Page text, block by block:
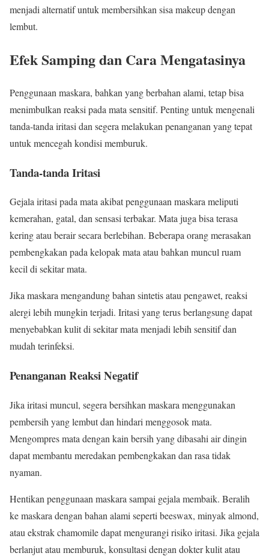
menjadi alternatif untuk membersihkan sisa makeup dengan
lembut.
Efek Samping dan Cara Mengatasinya
Penggunaan maskara, bahkan yang berbahan alami, tetap bisa
menimbulkan reaksi pada mata sensitif. Penting untuk mengenali
tanda-tanda iritasi dan segera melakukan penanganan yang tepat
untuk mencegah kondisi memburuk.
Tanda-tanda Iritasi
Gejala iritasi pada mata akibat penggunaan maskara meliputi
kemerahan, gatal, dan sensasi terbakar. Mata juga bisa terasa
kering atau berair secara berlebihan. Beberapa orang merasakan
pembengkakan pada kelopak mata atau bahkan muncul ruam
kecil di sekitar mata.
Jika maskara mengandung bahan sintetis atau pengawet, reaksi
alergi lebih mungkin terjadi. Iritasi yang terus berlangsung dapat
menyebabkan kulit di sekitar mata menjadi lebih sensitif dan
mudah terinfeksi.
Penanganan Reaksi Negatif
Jika iritasi muncul, segera bersihkan maskara menggunakan
pembersih yang lembut dan hindari menggosok mata.
Mengompres mata dengan kain bersih yang dibasahi air dingin
dapat membantu meredakan pembengkakan dan rasa tidak
nyaman.
Hentikan penggunaan maskara sampai gejala membaik. Beralih
ke maskara dengan bahan alami seperti beeswax, minyak almond,
atau ekstrak chamomile dapat mengurangi risiko iritasi. Jika gejala
berlanjut atau memburuk, konsultasi dengan dokter kulit atau